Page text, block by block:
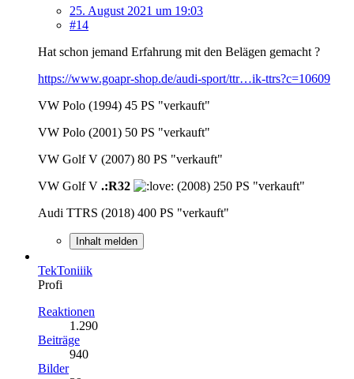
25. August 2021 um 19:03
#14
Hat schon jemand Erfahrung mit den Belägen gemacht ?
https://www.goapr-shop.de/audi-sport/ttr…ik-ttrs?c=10609
VW Polo (1994) 45 PS "verkauft"
VW Polo (2001) 50 PS "verkauft"
VW Golf V (2007) 80 PS "verkauft"
VW Golf V .:R32
(2008) 250 PS "verkauft"
Audi TTRS (2018) 400 PS "verkauft"
Inhalt melden
TekToniiik
Profi
Reaktionen
1.290
Beiträge
940
Bilder